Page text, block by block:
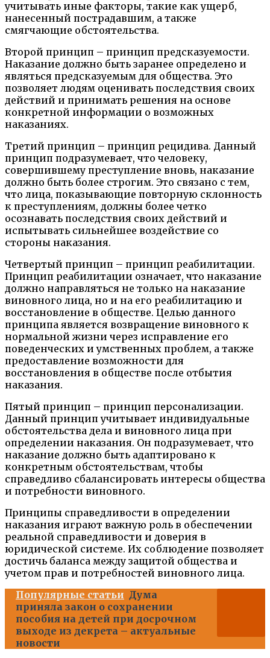
учитывать иные факторы, такие как ущерб,
нанесенный пострадавшим, а также
смягчающие обстоятельства.
Второй принцип – принцип предсказуемости.
Наказание должно быть заранее определено и
являться предсказуемым для общества. Это
позволяет людям оценивать последствия своих
действий и принимать решения на основе
конкретной информации о возможных
наказаниях.
Третий принцип – принцип рецидива. Данный
принцип подразумевает, что человеку,
совершившему преступление вновь, наказание
должно быть более строгим. Это связано с тем,
что лица, показывающие повторную склонность
к преступлениям, должны более четко
осознавать последствия своих действий и
испытывать сильнейшее воздействие со
стороны наказания.
Четвертый принцип – принцип реабилитации.
Принцип реабилитации означает, что наказание
должно направляться не только на наказание
виновного лица, но и на его реабилитацию и
восстановление в обществе. Целью данного
принципа является возвращение виновного к
нормальной жизни через исправление его
поведенческих и умственных проблем, а также
предоставление возможности для
восстановления в обществе после отбытия
наказания.
Пятый принцип – принцип персонализации.
Данный принцип учитывает индивидуальные
обстоятельства дела и виновного лица при
определении наказания. Он подразумевает, что
наказание должно быть адаптировано к
конкретным обстоятельствам, чтобы
справедливо сбалансировать интересы общества
и потребности виновного.
Принципы справедливости в определении
наказания играют важную роль в обеспечении
реальной справедливости и доверия в
юридической системе. Их соблюдение позволяет
достичь баланса между защитой общества и
учетом прав и потребностей виновного лица.
Популярные статьи Дума
приняла закон о сохранении
пособия на детей при досрочном
выходе из декрета – актуальные
новости